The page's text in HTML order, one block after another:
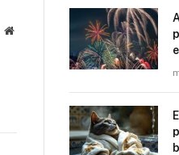
Website